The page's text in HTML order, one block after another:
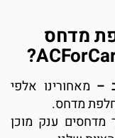
מדחס
מאחורינו אלפי
מדחס.
ענק מוכן